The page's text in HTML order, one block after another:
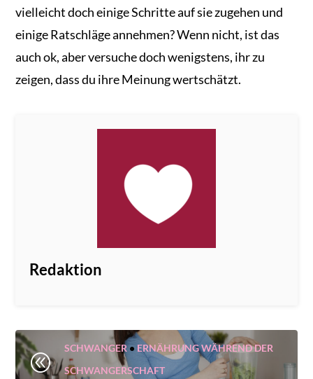
vielleicht doch einige Schritte auf sie zugehen und
einige Ratschläge annehmen? Wenn nicht, ist das
auch ok, aber versuche doch wenigstens, ihr zu
zeigen, dass du ihre Meinung wertschätzt.
Redaktion
@
SCHWANGER • ERNÄHRUNG WÄHREND DER
SCHWANGERSCHAFT